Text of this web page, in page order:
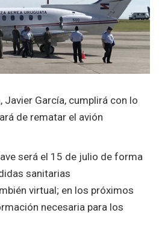
Javier García, cumplirá con lo
de rematar el avión
será el 15 de julio de forma
sanitarias
virtual; en los próximos
necesaria para los